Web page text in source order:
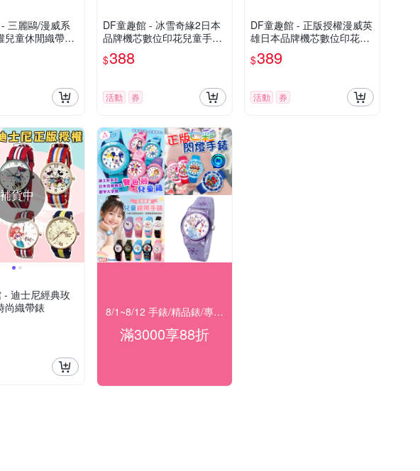
三麗鷗/漫威系
兒童休閒織帶錶
DF童趣館 - 冰雪奇緣2日本
品牌機芯數位印花兒童手錶-
共3色
$388
活動 券
DF童趣館 - 正版授權漫威英
雄日本品牌機芯數位印花兒
童手錶
$389
活動 券
補貨中
- 迪士尼經典玫
尚織帶錶
8/1~8/12 手錶/精品錶/專櫃飾品 指定商品滿$3000享88折
滿3000享88折